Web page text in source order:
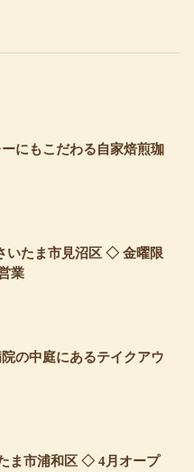
にもこだわる自家焙煎珈
いたま市見沼区 ◇ 金曜限
業
の中庭にあるテイクアウ
ま市浦和区 ◇ 4月オープ